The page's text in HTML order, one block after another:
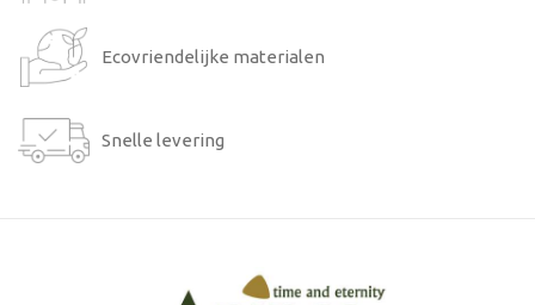
Ecovriendelijke materialen
Snelle levering